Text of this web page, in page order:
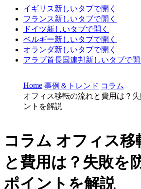
イギリス新しいタブで開く
フランス新しいタブで開く
ドイツ新しいタブで開く
ベルギー新しいタブで開く
オランダ新しいタブで開く
アラブ首長国連邦新しいタブで開
Home 事例＆トレンド コラム
オフィス移転の流れと費用は？
ントを解説
コラム オフィス移
と費用は？失敗を
ポイントを解説